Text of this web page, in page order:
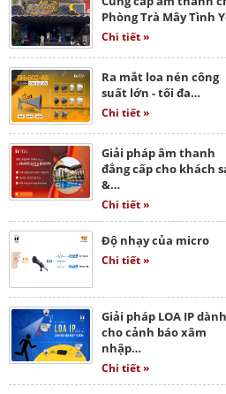
Phòng Trà Mây Tình
Chi tiết »
Ra mắt loa nén công
suất lớn - tối đa…
Chi tiết »
Giải pháp âm thanh
đẳng cấp cho khách
&…
Chi tiết »
Độ nhạy của micro
Chi tiết »
Giải pháp LOA IP dành
cho cảnh báo xâm
nhập…
Chi tiết »